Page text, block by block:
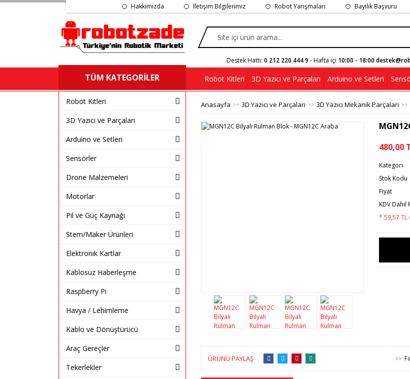
Hakkımızda İletişim Bilgilerimiz Robot Yarışmaları Bayilik Başvuru
Destek Hattı: 0 212 220 444 9 - Hafta içi 10:00 - 18:00
TÜM KATEGORİLER Robot Kitleri 3D Yazıcı ve Parçaları Arduino ve Setleri
Robot Kitleri
3D Yazıcı ve Parçaları
Arduino ve Setleri
Sensörler
Drone Malzemeleri
Motorlar
Pil ve Güç Kaynağı
Stem/Maker Ürünleri
Elektronik Kartlar
Kablosuz Haberleşme
Raspberry Pi
Havya / Lehimleme
Kablo ve Dönüştürücü
Araç Gereçler
Tekerlekler
Anasayfa 3D Yazıcı ve Parçaları 3D Yazıcı Mekanik Parçaları
480,00
Kategori
Stok Kodu
Fiyat
KDV Dahil
* 59,57 TL
ÜRÜNÜ PAYLAŞ >>